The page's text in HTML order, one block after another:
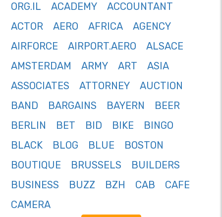
ORG.IL
ACADEMY
ACCOUNTANT
ACTOR
AERO AFRICA
AGENCY
AIRFORCE
AIRPORT.AERO
ALSACE
AMSTERDAM
ARMY ART
ASIA
ASSOCIATES
ATTORNEY
AUCTION
BAND
BARGAINS BAYERN
BEER
BERLIN
BET BID BIKE
BINGO
BLACK
BLOG BLUE
BOSTON
BOUTIQUE
BRUSSELS
BUILDERS
BUSINESS
BUZZ BZH CAB
CAFE
CAMERA